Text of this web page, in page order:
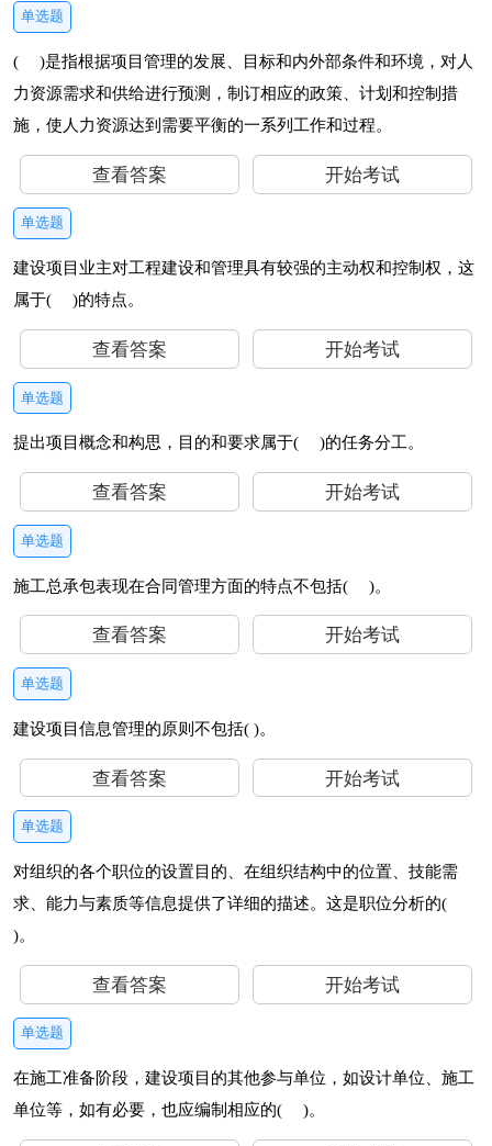
单选题
( )是指根据项目管理的发展、目标和内外部条件和环境，对人
力资源需求和供给进行预测，制订相应的政策、计划和控制措
施，使人力资源达到需要平衡的一系列工作和过程。
查看答案 开始考试
单选题
建设项目业主对工程建设和管理具有较强的主动权和控制权，这
属于( )的特点。
查看答案 开始考试
单选题
提出项目概念和构思，目的和要求属于( )的任务分工。
查看答案 开始考试
单选题
施工总承包表现在合同管理方面的特点不包括( )。
查看答案 开始考试
单选题
建设项目信息管理的原则不包括( )。
查看答案 开始考试
单选题
对组织的各个职位的设置目的、在组织结构中的位置、技能需
求、能力与素质等信息提供了详细的描述。这是职位分析的(
)。
查看答案 开始考试
单选题
在施工准备阶段，建设项目的其他参与单位，如设计单位、施工
单位等，如有必要，也应编制相应的( )。